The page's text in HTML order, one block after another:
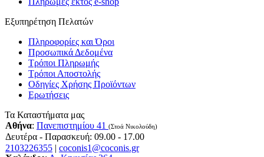
Εξυπηρέτηση Πελατών
Πληροφορίες και Όροι
Προσωπικά Δεδομένα
Τρόποι Πληρωμής
Τρόποι Αποστολής
Οδηγίες Χρήσης Προϊόντων
Ερωτήσεις
Τα Καταστήματα μας
Αθήνα: Πανεπιστημίου 41 (Στοά Νικολούδη)
Δευτέρα - Παρασκευή: 09.00 - 17.00
2103226355 | coconis1@coconis.gr